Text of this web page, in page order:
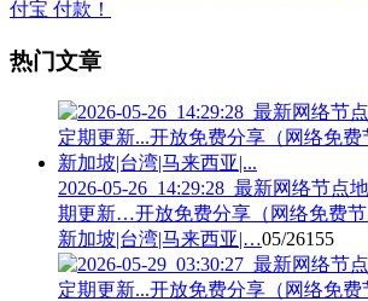
热门文章
2026-05-26_14:29:28_最新网络节
期更新…开放免费分享（网络免费节
新加坡|台湾|马来西亚|…05/26155